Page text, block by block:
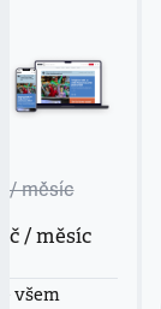
/ měsíc
/ měsíc
všem